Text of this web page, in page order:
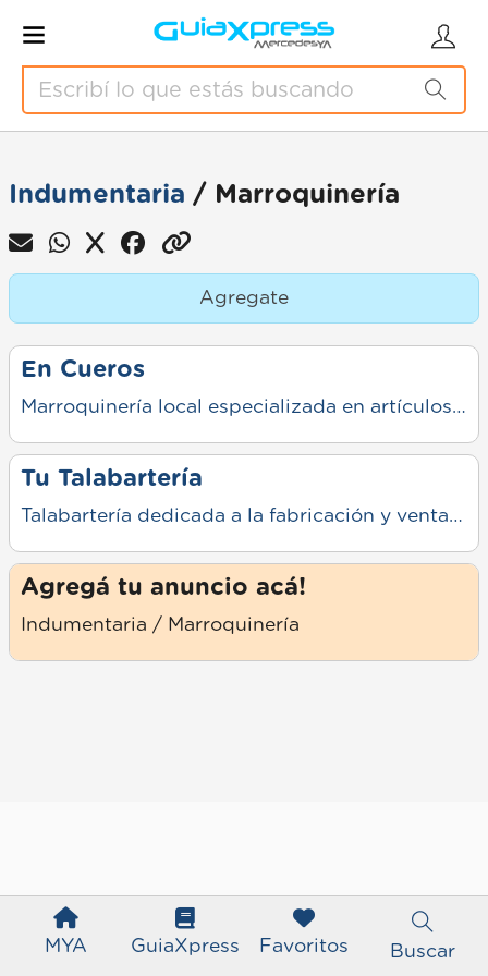
MYA GuiaXpress Favoritos Buscar
Indumentaria / Marroquinería
Agregate
En Cueros
Marroquinería local especializada en artículos de cuero para uso diario y regalo. Ofrece billeteras, cinturones, bolsos, mochilas y accesorios, con variedad de diseños y materiales. Trabaja tanto con productos clásicos como opciones más modernas, priorizando durabilidad y terminaciones cuidadas. Atención personalizada en el local.
Tu Talabartería
Talabartería dedicada a la fabricación y venta de artículos de cuero para uso rural y urbano. Ofrece cinturones, billeteras, mates, cuchillos, accesorios criollos y trabajos a medida, con materiales resistentes y terminaciones cuidadas. Atención directa y asesoramiento según cada necesidad.
Agregá tu anuncio acá!
Indumentaria / Marroquinería